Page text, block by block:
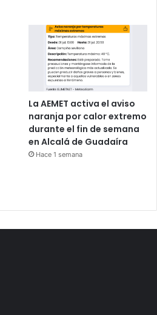
La AEMET activa el aviso
naranja por calor extremo
durante el fin de semana
en Alcalá de Guadaíra
Hace 1 semana